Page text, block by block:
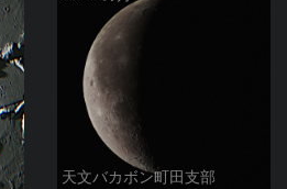
天文バカボン町田支部